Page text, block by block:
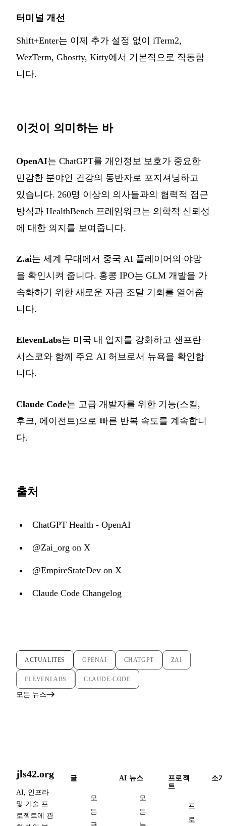
터미널 개선
Shift+Enter는 이제 추가 설정 없이 iTerm2,
WezTerm, Ghostty, Kitty에서 기본적으로 작동합
니다.
이것이 의미하는 바
OpenAI는 ChatGPT를 개인정보 보호가 중요한
민감한 분야인 건강의 동반자로 포지셔닝하고
있습니다. 260명 이상의 의사들과의 협력적 접근
방식과 HealthBench 프레임워크는 의학적 신뢰성
에 대한 의지를 보여줍니다.
Z.ai는 세계 무대에서 중국 AI 플레이어의 야망
을 확인시켜 줍니다. 홍콩 IPO는 GLM 개발을 가
속화하기 위한 새로운 자금 조달 기회를 열어줍
니다.
ElevenLabs는 미국 내 입지를 강화하고 샌프란
시스코와 함께 주요 AI 허브로서 뉴욕을 확인합
니다.
Claude Code는 고급 개발자를 위한 기능(스킬,
후크, 에이전트)으로 빠른 반복 속도를 계속합니
다.
출처
ChatGPT Health - OpenAI
@Zai_org on X
@EmpireStateDev on X
Claude Code Changelog
ACTUALITES OPENAI CHATGPT ZAI
ELEVENLABS CLAUDE-CODE
모든 뉴스
jls42.org
AI, 인프라
및 기술 프
로젝트에 관
글
모
든
AI 뉴스
모
든
프로젝
트
프
로
소개